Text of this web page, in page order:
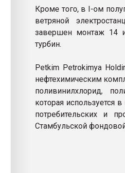
Кроме того, в I-ом
ветряной
завершен монтаж 14
турбин.
Petkim Petrokimya
нефтехимическим
поливинилхлорид,
которая используется
потребительских и
Стамбульской